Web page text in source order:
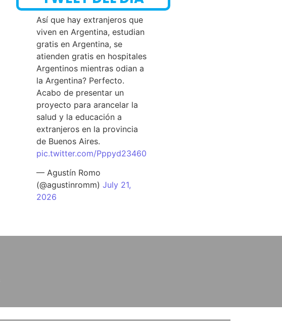
Así que hay extranjeros que
viven en Argentina, estudian
gratis en Argentina, se
atienden gratis en hospitales
Argentinos mientras odian a
la Argentina? Perfecto.
Acabo de presentar un
proyecto para arancelar la
salud y la educación a
extranjeros en la provincia
de Buenos Aires.
pic.twitter.com/Pppyd23460
— Agustín Romo
(@agustinromm)July 21,
2026